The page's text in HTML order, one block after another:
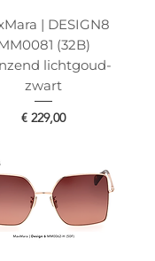
| DESIGN8
(32B)
lichtgoud-
zwart
Prijs
€ 229,00